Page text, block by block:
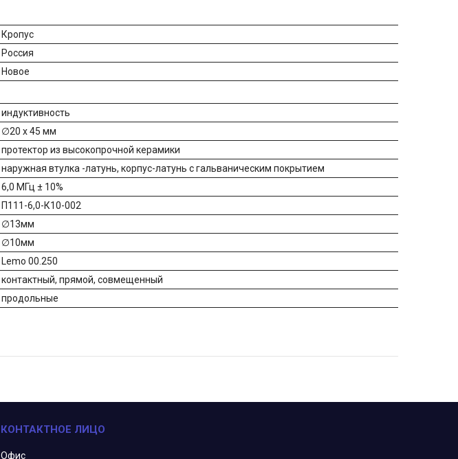
Кропус
Россия
Новое
индуктивность
∅20 х 45 мм
протектор из высокопрочной керамики
наружная втулка -латунь, корпус-латунь с гальваническим покрытием
6,0 МГц ± 10%
П111-6,0-К10-002
∅13мм
∅10мм
Lemo 00.250
контактный, прямой, совмещенный
продольные
Офис